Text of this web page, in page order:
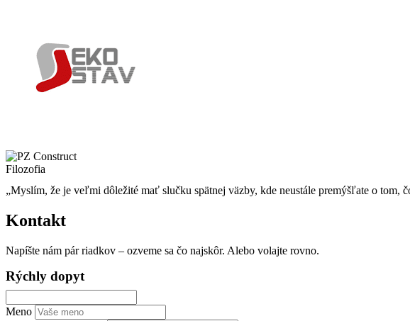
Filozofia
„Myslím, že je veľmi dôležité mať slučku spätnej väzby, kde neustále premýšľate o tom,
Kontakt
Napíšte nám pár riadkov – ozveme sa čo najskôr. Alebo volajte rovno.
Rýchly dopyt
Meno